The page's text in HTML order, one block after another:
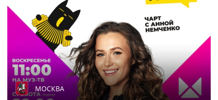
МОСКВА